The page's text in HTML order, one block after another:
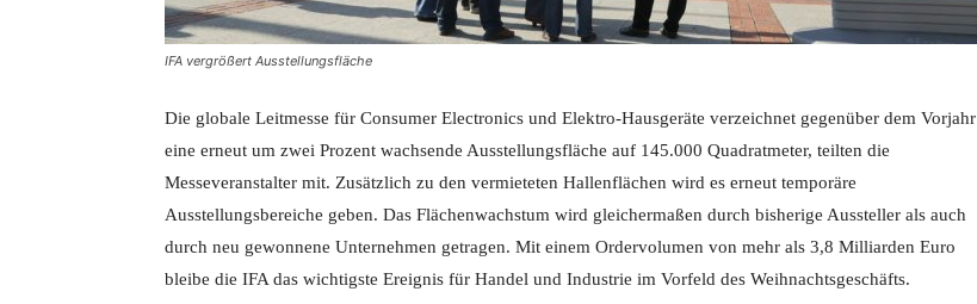
IFA vergrößert Ausstellungsfläche
Die globale Leitmesse für Consumer Electronics und Elektro-Hausgeräte verzeichnet gegenüber dem Vorjahr
eine erneut um zwei Prozent wachsende Ausstellungsfläche auf 145.000 Quadratmeter, teilten die
Messeveranstalter mit. Zusätzlich zu den vermieteten Hallenflächen wird es erneut temporäre
Ausstellungsbereiche geben. Das Flächenwachstum wird gleichermaßen durch bisherige Aussteller als auch
durch neu gewonnene Unternehmen getragen. Mit einem Ordervolumen von mehr als 3,8 Milliarden Euro
bleibe die IFA das wichtigste Ereignis für Handel und Industrie im Vorfeld des Weihnachtsgeschäfts.